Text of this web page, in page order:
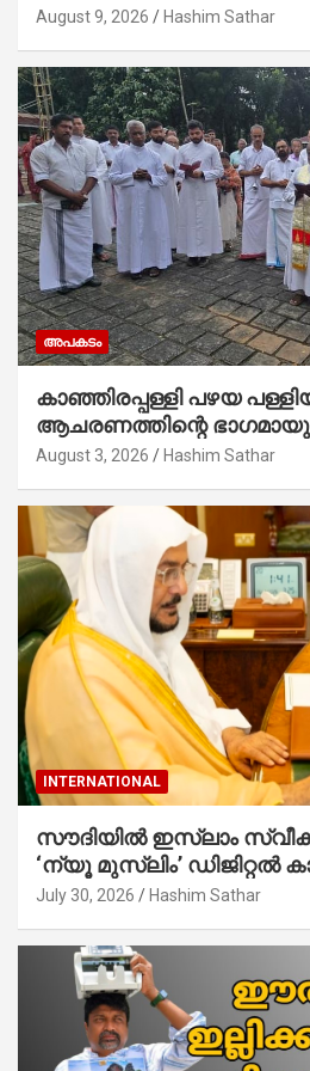
August 9, 2026 Hashim Sathar
അപകടം
കാഞ്ഞിരപ്പള്ളി പഴയ
ആചരണത്തിന്റെ
കാൽനാട്ട് കർമ്മം ആർച്ച്
August 3, 2026 Hashim Sathar
INTERNATIONAL
സൗദിയില്‍ ഇസ്‌ലാം
‘ന്യൂ മുസ്ലിം’ ഡിജിറ്റല്‍
ആരംഭിച്ചു
July 30, 2026 Hashim Sathar